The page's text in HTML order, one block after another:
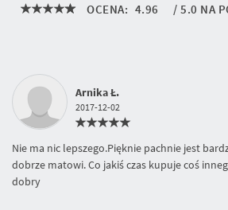
OCENA: 4.96 / 5.0 NA
Arnika Ł.
2017-12-02
Nie ma nic lepszego.Pięknie pachnie jest
dobrze matowi. Co jakiś czas kupuje coś
dobry